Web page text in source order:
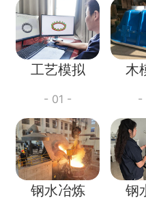
工艺模拟
- 01 -
木
-
钢水冶炼 钢